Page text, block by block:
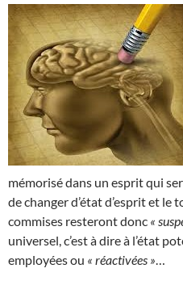
mémorisé dans un esprit qui
de changer d’état d’esprit et le
commises resteront donc «
universel, c’est à dire à l’état
employées ou « réactivées »